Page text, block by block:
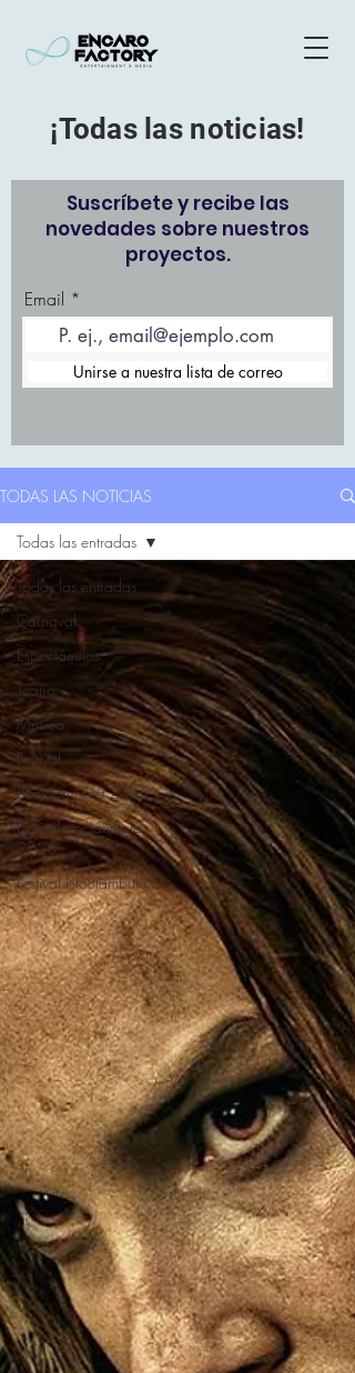
¡Todas las noticias!
Suscríbete y recibe las
novedades sobre nuestros
proyectos.
Email
Unirse a nuestra lista de correo
TODAS LAS NOTICIAS
Todas las entradas
Carnaval
Espectáculos
Teatro
Música
Festival
Benidorm Fest 2025
Festival noctámbula
2026
Festival Noctámbula
Todas las entradas